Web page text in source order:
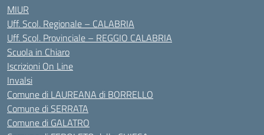
MIUR
Uff. Scol. Regionale – CALABRIA
Uff. Scol. Provinciale – REGGIO CALABRIA
Scuola in Chiaro
Iscrizioni On Line
Invalsi
Comune di LAUREANA di BORRELLO
Comune di SERRATA
Comune di GALATRO